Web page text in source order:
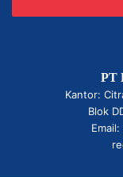
PT
Kantor:
Blok